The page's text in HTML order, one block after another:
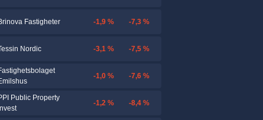
Fastigheter -1,9 % -7,3 %
Nordic -3,1 % -7,5 %
-1,0 % -7,6 %
Public Property
Invest
-1,2 % -8,4 %